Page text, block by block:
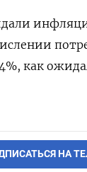
как
НА